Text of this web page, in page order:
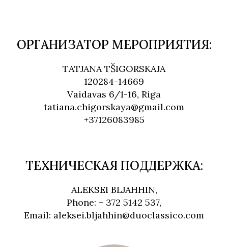
ОРГАНИЗАТОР МЕРОПРИЯТИЯ:
TATJANA TŠIGORSKAJA
120284-14669
Vaidavas 6/1-16, Riga
tatiana.chigorskaya@gmail.com
+37126083985
ТЕХНИЧЕСКАЯ ПОДДЕРЖКА:
ALEKSEI BLJAHHIN,
Phone: + 372 5142 537,
Email: aleksei.bljahhin@duoclassico.com